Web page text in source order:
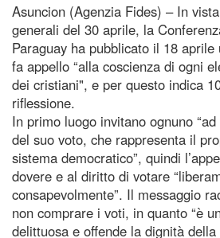
Asuncion (Agenzia Fides) – In
generali del 30 aprile, la
Paraguay ha pubblicato il 18
fa appello “alla coscienza di ogni
dei cristiani", e per questo indica
riflessione.
In primo luogo invitano ognuno
del suo voto, che rappresenta il
sistema democratico”, quindi
dovere e al diritto di votare
consapevolmente”. Il messaggio
non comprare i voti, in quanto “è
delittuosa e offende la dignità